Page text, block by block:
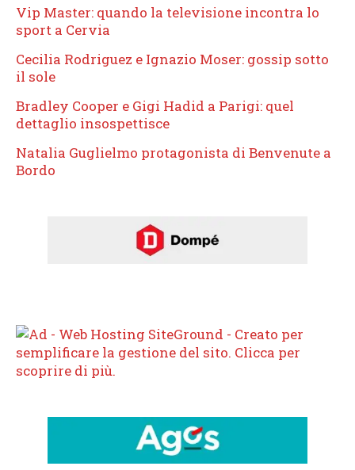
Vip Master: quando la televisione incontra lo
sport a Cervia
Cecilia Rodriguez e Ignazio Moser: gossip sotto
il sole
Bradley Cooper e Gigi Hadid a Parigi: quel
dettaglio insospettisce
Natalia Guglielmo protagonista di Benvenute a
Bordo